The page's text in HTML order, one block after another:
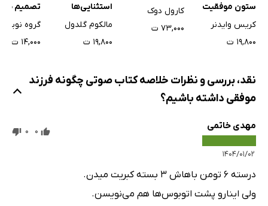
ستون موفقیت
کریس وایدنر
۱۹,۸۰۰ ت
کارول دوک
۷۳,۰۰۰ ت
استثنایی‌ها
مالکوم گلدول
۱۹,۸۰۰ ت
تصمیم
بگیریم؟
گروه
۱۴,۰۰۰ ت
نقد، بررسی و نظرات خلاصه کتاب صوتی چگونه فرزند
موفقی داشته باشیم؟
مهدی خاتمی
۱۴۰۴/۰۱/۰۲
0
0
درسته ۶ تومن باهاش ۳ بسته کبریت میدن.
ولی اینارو پشت اتوبوس‌ها هم می‌نویسن.